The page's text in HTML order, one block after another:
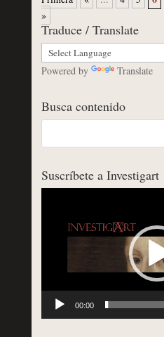
»
Traduce / Translate
Powered by Translate
Busca contenido
Suscríbete a Investigart
00:00